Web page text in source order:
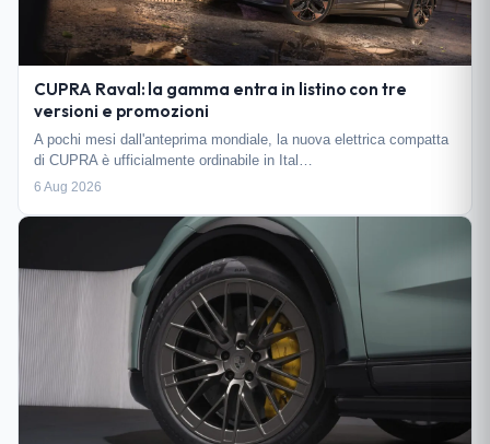
CUPRA Raval: la gamma entra in listino con tre
versioni e promozioni
A pochi mesi dall'anteprima mondiale, la nuova elettrica compatta
di CUPRA è ufficialmente ordinabile in Ital…
6 Aug 2026